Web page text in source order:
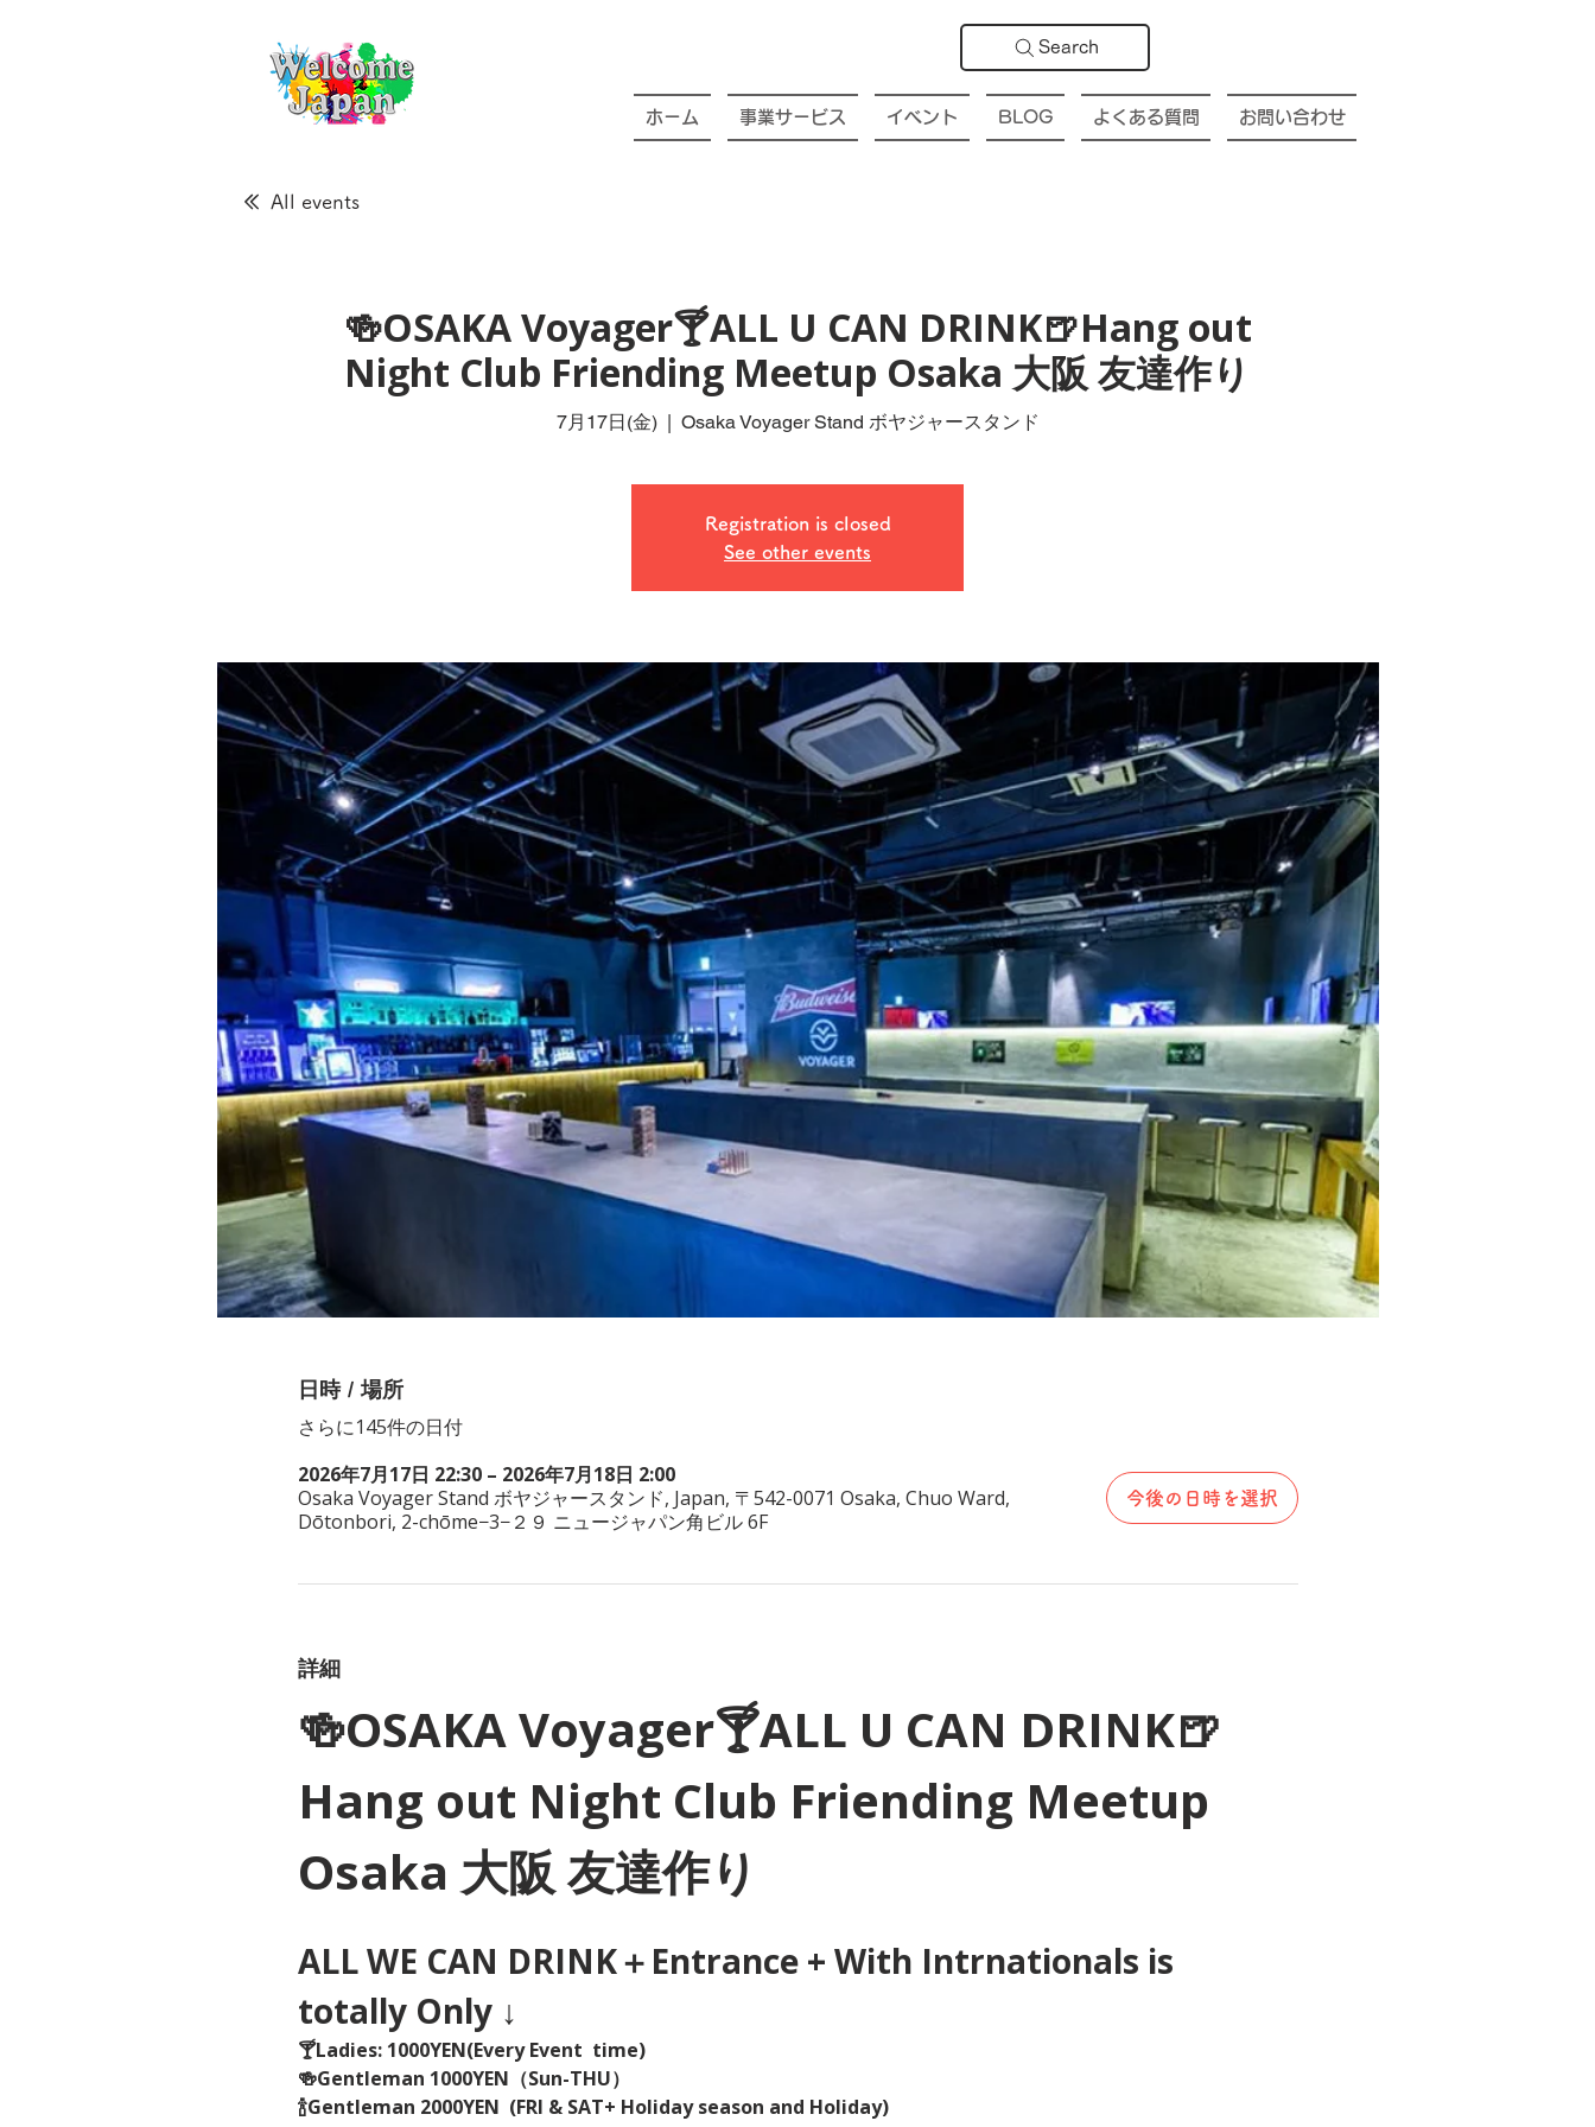
Search
ホーム 事業サービス イベント BLOG よくある質問 お問い合わせ
All events
🍻OSAKA Voyager🍸ALL U CAN DRINK🍺Hang out
Night Club Friending Meetup Osaka 大阪 友達作り
7月17日(金)
  |
Osaka Voyager Stand ボヤジャースタンド
Registration is closed
See other events
日時 / 場所
さらに145件の日付
2026年7月17日 22:30 – 2026年7月18日 2:00
Osaka Voyager Stand ボヤジャースタンド, Japan, 〒542-0071 Osaka, Chuo Ward,
Dōtonbori, 2-chōme−3−２９ ニュージャパン角ビル 6F
今後の日時を選択
詳細
🍻OSAKA Voyager🍸ALL U CAN DRINK🍺
Hang out Night Club Friending Meetup
Osaka 大阪 友達作り
ALL WE CAN DRINK＋Entrance + With Intrnationals is
totally Only ↓
🍸Ladies: 1000YEN(Every Event  time)
🍻Gentleman 1000YEN（Sun-THU）
🍾Gentleman 2000YEN  (FRI & SAT+ Holiday season and Holiday)